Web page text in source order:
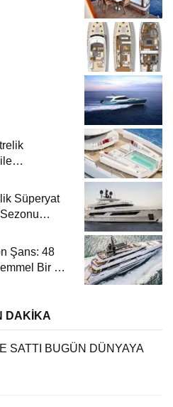
Süperyat
Şans: 48
Bir Yat
DAKİKA
SATTI BUGÜN DÜNYAYA